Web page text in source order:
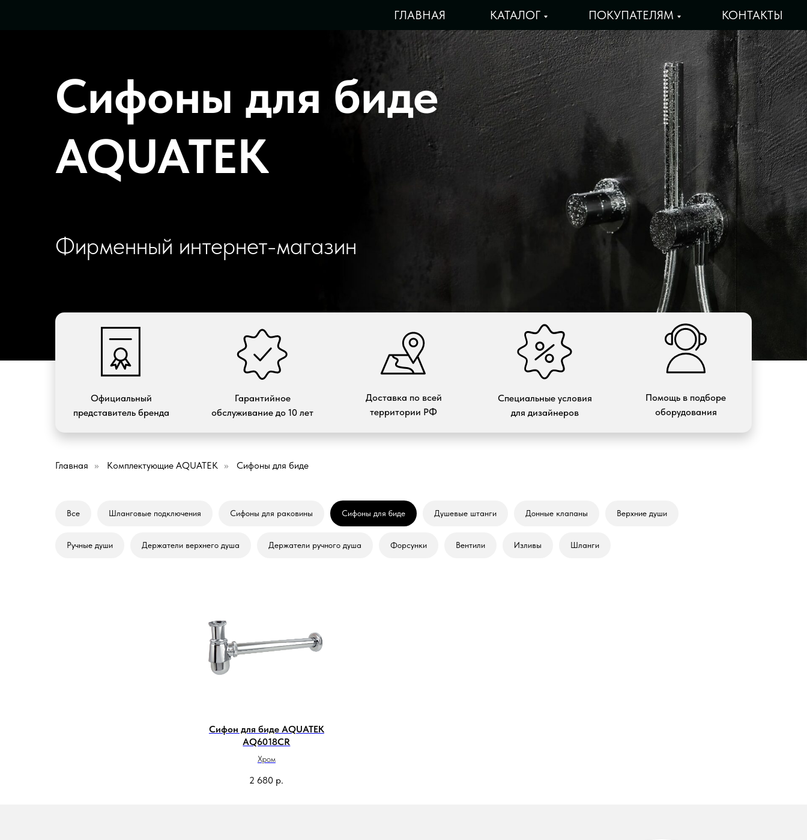
ГЛАВНАЯ КАТАЛОГ ПОКУПАТЕЛЯМ КОНТАКТЫ
Сифоны для биде
AQUATEK
Фирменный интернет-магазин
Официальный
представитель бренда
Доставка по всей
территории РФ
Гарантийное
обслуживание до 10 лет
Специальные условия
для дизайнеров
Помощь в подборе
оборудования
Главная » Комплектующие AQUATEK » Сифоны для биде
Все Шланговые подключения Сифоны для раковины Сифоны для биде Душевые штанги Донные клапаны Верхние души
Ручные души Держатели верхнего душа Держатели ручного душа Форсунки Вентили Изливы Шланги
Сифон для биде AQUATEK
AQ6018CR
Хром
2 680 р.